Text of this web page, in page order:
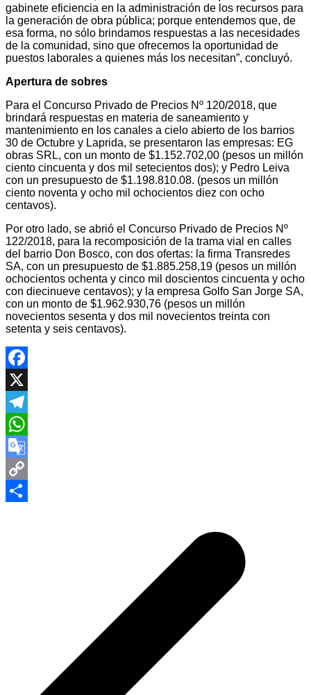
gabinete eficiencia en la administración de los recursos para
la generación de obra pública; porque entendemos que, de
esa forma, no sólo brindamos respuestas a las necesidades
de la comunidad, sino que ofrecemos la oportunidad de
puestos laborales a quienes más los necesitan”, concluyó.
Apertura de sobres
Para el Concurso Privado de Precios Nº 120/2018, que
brindará respuestas en materia de saneamiento y
mantenimiento en los canales a cielo abierto de los barrios
30 de Octubre y Laprida, se presentaron las empresas: EG
obras SRL, con un monto de $1.152.702,00 (pesos un millón
ciento cincuenta y dos mil setecientos dos); y Pedro Leiva
con un presupuesto de $1.198.810.08. (pesos un millón
ciento noventa y ocho mil ochocientos diez con ocho
centavos).
Por otro lado, se abrió el Concurso Privado de Precios Nº
122/2018, para la recomposición de la trama vial en calles
del barrio Don Bosco, con dos ofertas: la firma Transredes
SA, con un presupuesto de $1.885.258,19 (pesos un millón
ochocientos ochenta y cinco mil doscientos cincuenta y ocho
con diecinueve centavos); y la empresa Golfo San Jorge SA,
con un monto de $1.962.930,76 (pesos un millón
novecientos sesenta y dos mil novecientos treinta con
setenta y seis centavos).
Facebook
X
Telegram
WhatsApp
Google
Translate
Copy